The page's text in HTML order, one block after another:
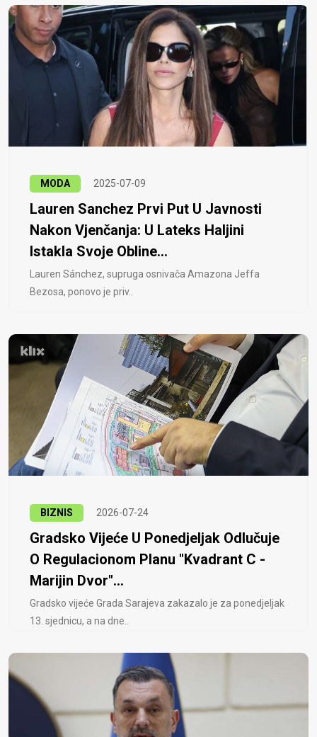
MODA 2025-07-09
Lauren Sanchez Prvi Put U Javnosti
Nakon Vjenčanja: U Lateks Haljini
Istakla Svoje Obline...
Lauren Sánchez, supruga osnivača Amazona Jeffa
Bezosa, ponovo je priv..
BIZNIS 2026-07-24
Gradsko Vijeće U Ponedjeljak Odlučuje
O Regulacionom Planu "Kvadrant C -
Marijin Dvor"...
Gradsko vijeće Grada Sarajeva zakazalo je za ponedjeljak
13. sjednicu, a na dne..